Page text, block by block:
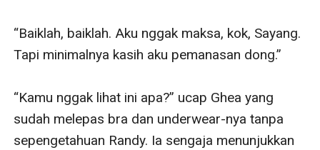
“Baiklah, baiklah. Aku nggak maksa, kok, Sayang.
Tapi minimalnya kasih aku pemanasan dong.”
“Kamu nggak lihat ini apa?” ucap Ghea yang
sudah melepas bra dan underwear-nya tanpa
sepengetahuan Randy. Ia sengaja menunjukkan